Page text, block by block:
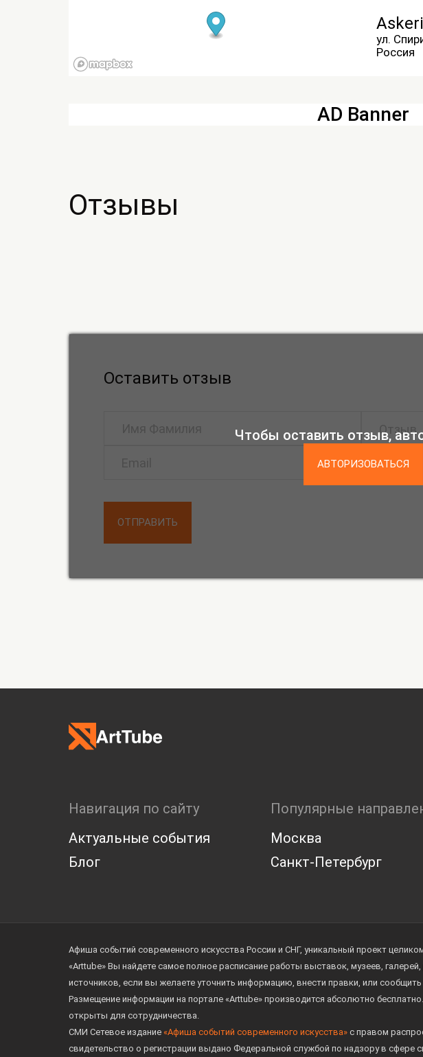
ул.
Россия
AD Banner
Отзывы
Чтобы оставить отзыв,
АВТОРИЗОВАТЬСЯ
Оставить отзыв
ОТПРАВИТЬ
Навигация по сайту
Актуальные события
Блог
Популярные
Москва
Санкт-Петербург
Афиша событий современного искусства России и СНГ, уникальный проект
«Arttube» Вы найдете самое полное расписание работы выставок, музеев,
источников, если вы желаете уточнить информацию, внести правки, или
Размещение информации на портале «Arttube» производится абсолютно
открыты для сотрудничества.
СМИ Сетевое издание «Афиша событий современного искусства» с правом
свидетельство о регистрации выдано Федеральной службой по надзору в